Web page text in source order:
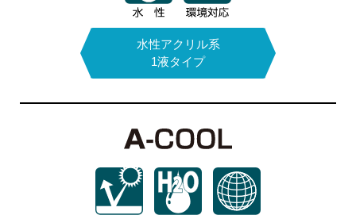
多機能
コーティング塗料
水性アクリル系
1液タイプ
結露防止塗料
カタログPDFはこちら
エポキシモルタル
次亜塩素酸
ナトリウム